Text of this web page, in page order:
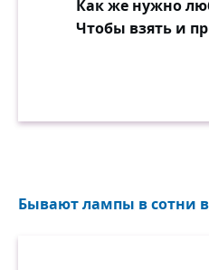
Как же нужно
Чтобы взять и
Бывают лампы в сотни